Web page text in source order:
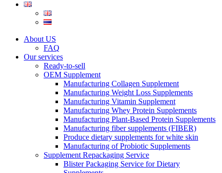
About US
FAQ
Our services
Ready-to-sell
OEM Supplement
Manufacturing Collagen Supplement
Manufacturing Weight Loss Supplements
Manufacturing Vitamin Supplement
Manufacturing Whey Protein Supplements
Manufacturing Plant-Based Protein Supplements
Manufacturing fiber supplements (FIBER)
Produce dietary supplements for white skin
Manufacturing of Probiotic Supplements
Supplement Repackaging Service
Blister Packaging Service for Dietary